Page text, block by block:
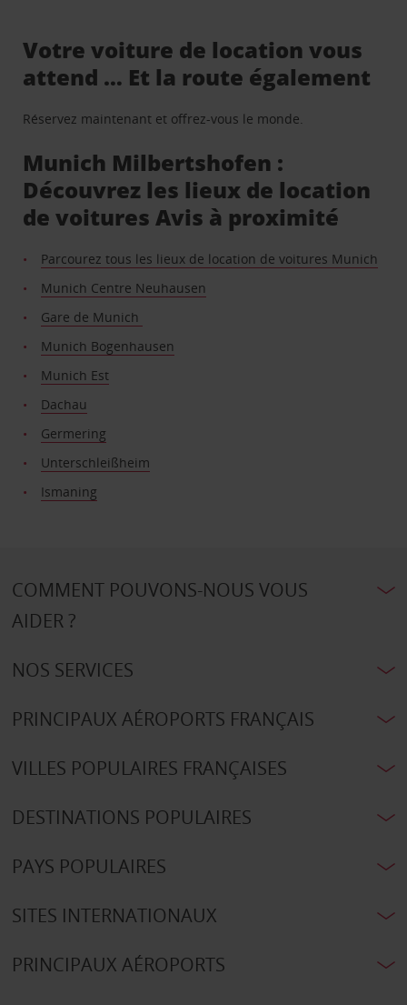
Votre voiture de location vous
attend … Et la route également
Réservez maintenant et offrez-vous le monde.
Munich Milbertshofen :
Découvrez les lieux de location
de voitures Avis à proximité
Parcourez tous les lieux de location de voitures Munich
Munich Centre Neuhausen
Gare de Munich
Munich Bogenhausen
Munich Est
Dachau
Germering
Unterschleißheim
Ismaning
COMMENT POUVONS-NOUS VOUS
AIDER ?
NOS SERVICES
PRINCIPAUX AÉROPORTS FRANÇAIS
VILLES POPULAIRES FRANÇAISES
DESTINATIONS POPULAIRES
PAYS POPULAIRES
SITES INTERNATIONAUX
PRINCIPAUX AÉROPORTS